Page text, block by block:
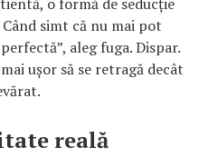
simt că nu mai pot
aleg fuga. Dispar.
ușor să se retragă decât
reală